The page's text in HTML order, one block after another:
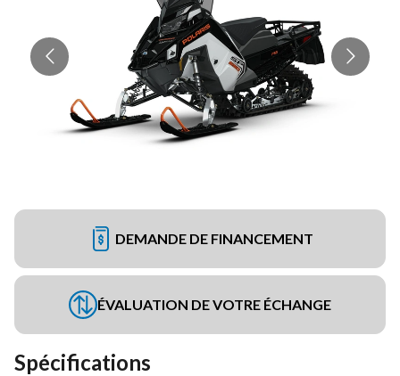
DEMANDE DE FINANCEMENT
ÉVALUATION DE VOTRE ÉCHANGE
Spécifications